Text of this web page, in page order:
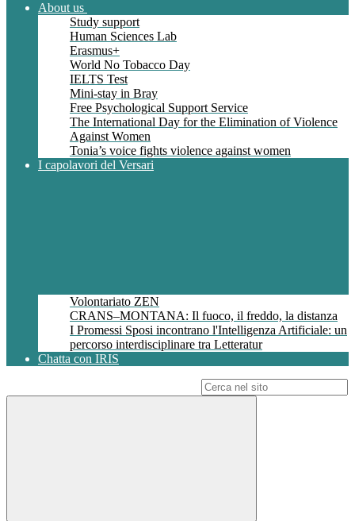
About us
Study support
Human Sciences Lab
Erasmus+
World No Tobacco Day
IELTS Test
Mini-stay in Bray
Free Psychological Support Service
The International Day for the Elimination of Violence
Against Women
Tonia’s voice fights violence against women
I capolavori del Versari
Volontariato ZEN
CRANS–MONTANA: Il fuoco, il freddo, la distanza
I Promessi Sposi incontrano l'Intelligenza Artificiale: un
percorso interdisciplinare tra Letteratur
Chatta con IRIS